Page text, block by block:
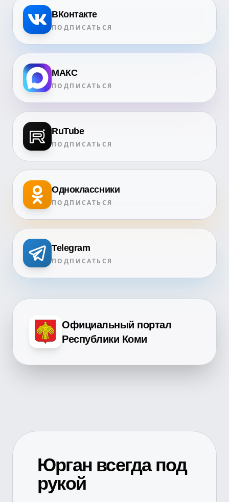
ВКонтакте
ПОДПИСАТЬСЯ
МАКС
ПОДПИСАТЬСЯ
RuTube
ПОДПИСАТЬСЯ
Одноклассники
ПОДПИСАТЬСЯ
Telegram
ПОДПИСАТЬСЯ
Официальный портал
Республики Коми
Юрган всегда под
рукой